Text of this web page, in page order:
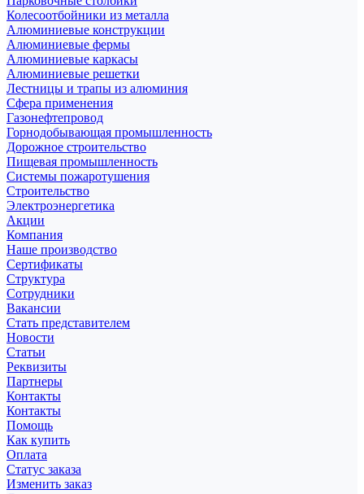
Колесоотбойники из металла
Алюминиевые конструкции
Алюминиевые фермы
Алюминиевые каркасы
Алюминиевые решетки
Лестницы и трапы из алюминия
Сфера применения
Газонефтепровод
Горнодобывающая промышленность
Дорожное строительство
Пищевая промышленность
Системы пожаротушения
Строительство
Электроэнергетика
Акции
Компания
Наше производство
Сертификаты
Структура
Сотрудники
Вакансии
Стать представителем
Новости
Статьи
Реквизиты
Партнеры
Контакты
Контакты
Помощь
Как купить
Оплата
Статус заказа
Изменить заказ